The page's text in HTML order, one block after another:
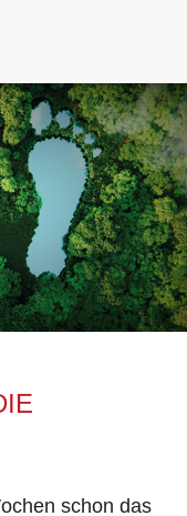
schon das